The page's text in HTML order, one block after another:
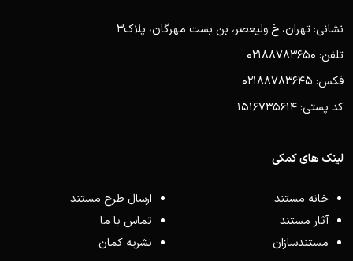
نشانی: تهران، خ ولیعصر، بن بست مهرگان، پلاک3
تلفن: 02188783650
فکس: 02188783645
کد پستی: 1516735614
لینک های کمکی
خانه مستند
آثار مستند
مستندسازان
ارسال طرح مستند
تماس با ما
نشریه کمان